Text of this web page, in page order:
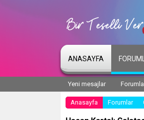
ANASAYFA
Yeni mesajlar
Anasayfa Forumlar